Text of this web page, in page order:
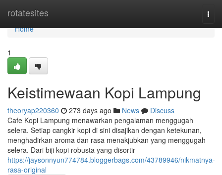
rotatesites
Home
Home
1
Keistimewaan Kopi Lampung
theoryap220360 273 days ago News
Discuss
Cafe Kopi Lampung menawarkan pengalaman menggugah
selera. Setiap cangkir kopi di sini disajikan dengan ketekunan,
menghadirkan aroma dan rasa menakjubkan yang menggugah
selera. Dari biji kopi robusta yang disortir
https://jaysonnyun774784.bloggerbags.com/43789946/nikmatnya-
rasa-original